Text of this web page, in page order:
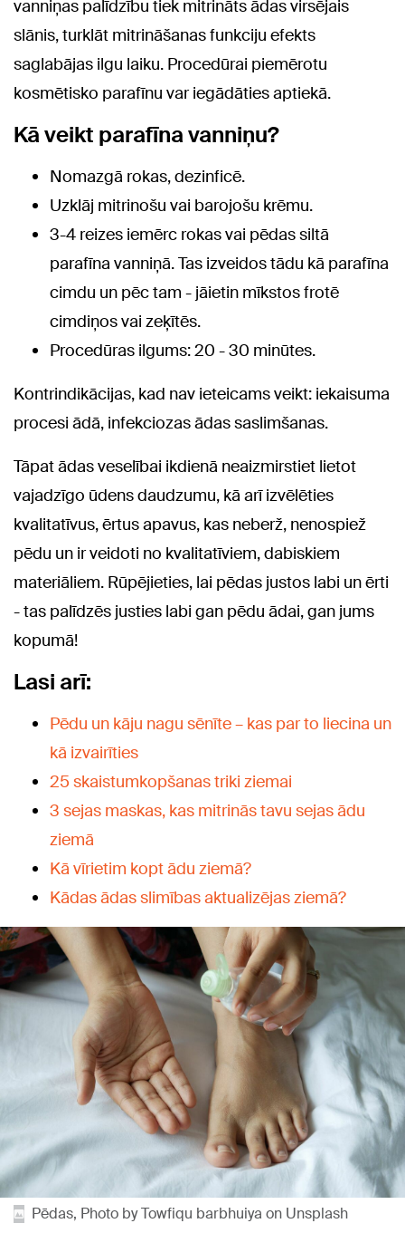
vanniņas palīdzību tiek mitrināts ādas virsējais
slānis, turklāt mitrināšanas funkciju efekts
saglabājas ilgu laiku. Procedūrai piemērotu
kosmētisko parafīnu var iegādāties aptiekā.
Kā veikt parafīna vanniņu?
Nomazgā rokas, dezinficē.
Uzklāj mitrinošu vai barojošu krēmu.
3-4 reizes iemērc rokas vai pēdas siltā
parafīna vanniņā. Tas izveidos tādu kā parafīna
cimdu un pēc tam - jāietin mīkstos frotē
cimdiņos vai zeķītēs.
Procedūras ilgums: 20 - 30 minūtes.
Kontrindikācijas, kad nav ieteicams veikt: iekaisuma
procesi ādā, infekciozas ādas saslimšanas.
Tāpat ādas veselībai ikdienā neaizmirstiet lietot
vajadzīgo ūdens daudzumu, kā arī izvēlēties
kvalitatīvus, ērtus apavus, kas neberž, nenospiež
pēdu un ir veidoti no kvalitatīviem, dabiskiem
materiāliem. Rūpējieties, lai pēdas justos labi un ērti
- tas palīdzēs justies labi gan pēdu ādai, gan jums
kopumā!
Lasi arī:
Pēdu un kāju nagu sēnīte – kas par to liecina un
kā izvairīties
25 skaistumkopšanas triki ziemai
3 sejas maskas, kas mitrinās tavu sejas ādu
ziemā
Kā vīrietim kopt ādu ziemā?
Kādas ādas slimības aktualizējas ziemā?
Pēdas, Photo by Towfiqu barbhuiya on Unsplash